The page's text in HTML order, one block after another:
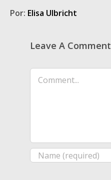
Por: Elisa Ulbricht
Leave A Comment
Comment